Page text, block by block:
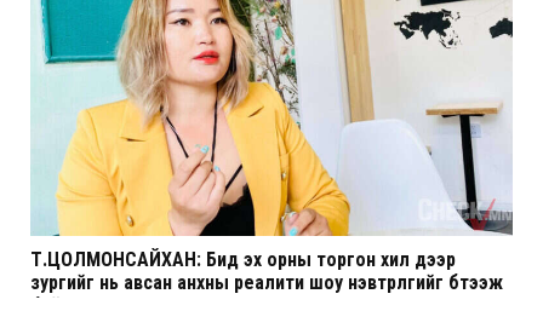
Т.ЦОЛМОНСАЙХАН: Бид эх орны торгон хил дээр
зургийг нь авсан анхны реалити шоу нэвтрүүлгийг бүтээж